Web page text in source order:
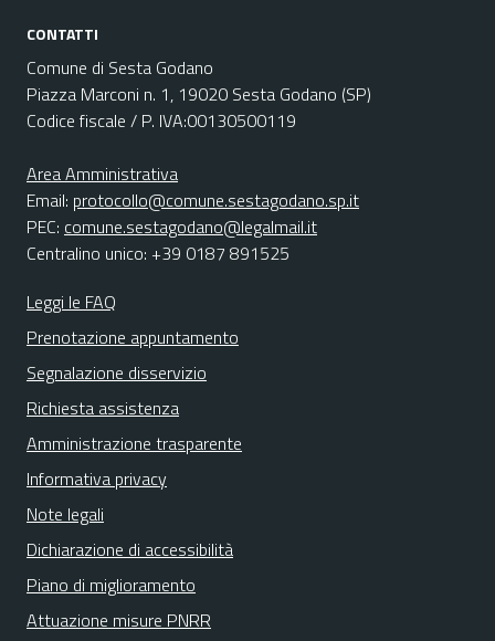
CONTATTI
Comune di Sesta Godano
Piazza Marconi n. 1, 19020 Sesta Godano (SP)
Codice fiscale / P. IVA:00130500119
Area Amministrativa
Email: protocollo@comune.sestagodano.sp.it
PEC: comune.sestagodano@legalmail.it
Centralino unico: +39 0187 891525
Leggi le FAQ
Prenotazione appuntamento
Segnalazione disservizio
Richiesta assistenza
Amministrazione trasparente
Informativa privacy
Note legali
Dichiarazione di accessibilità
Piano di miglioramento
Attuazione misure PNRR